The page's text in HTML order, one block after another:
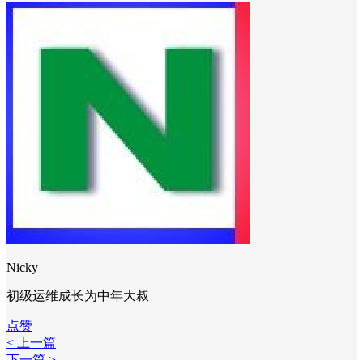
Nicky
初级运维成长为中年大叔
点赞
< 上一篇